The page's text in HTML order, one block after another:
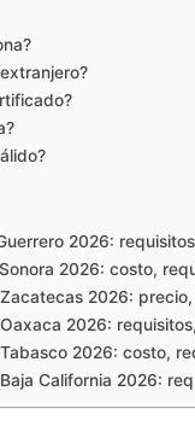
2026:
2026: costo,
2026:
2026:
2026: costo,
California 2026: